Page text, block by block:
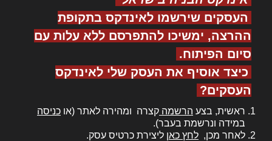
העסקים שירשמו לאינדקס בתקופת
ההרצה, ימשיכו להתפרסם ללא עלות עם
סיום הפיתוח.
כיצד אוסיף את העסק שלי לאינדקס
העסקים?
ראשית, בצע הרשמה קצרה ומהירה לאתר (או כניסה
במידה ונרשמת בעבר).
לאחר מכן, לחץ כאן ליצירת כרטיס עסק.